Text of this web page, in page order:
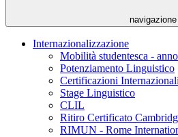
navigazione
Internazionalizzazione
Mobilità studentesca -
Potenziamento Linguistico
Certificazioni Internazionali
Stage Linguistico
CLIL
Ritiro Certificato
RIMUN - Rome